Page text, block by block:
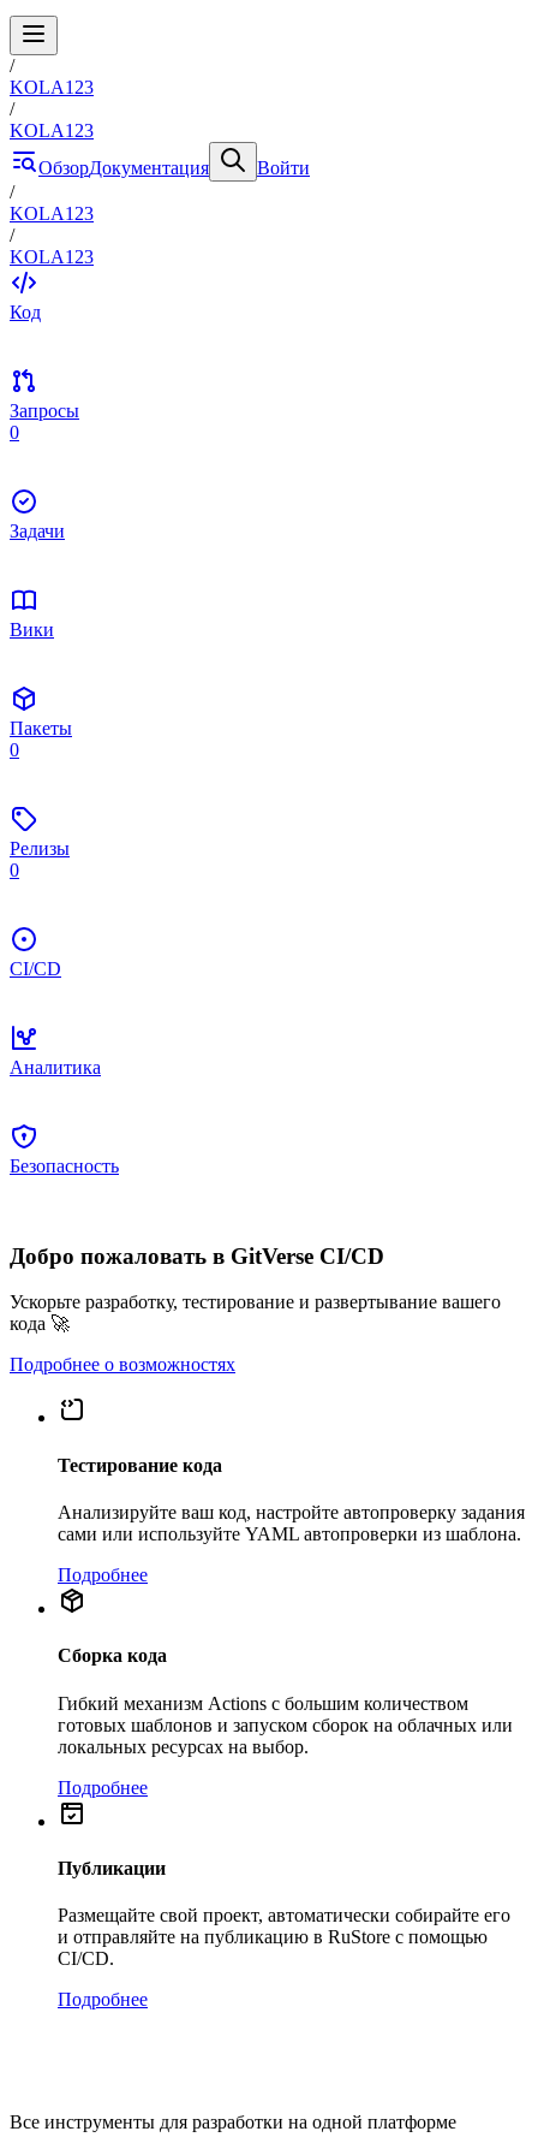
/
KOLA123
/
KOLA123
ОбзорДокументация
Войти
/
KOLA123
/
KOLA123
Код
Запросы
0
Задачи
Вики
Пакеты
0
Релизы
0
CI/CD
Аналитика
Безопасность
Добро пожаловать в GitVerse CI/CD
Ускорьте разработку, тестирование и развертывание вашего
кода 🚀
Подробнее о возможностях
Тестирование кода
Анализируйте ваш код, настройте автопроверку задания
сами или используйте YAML автопроверки из шаблона.
Подробнее
Сборка кода
Гибкий механизм Actions с большим количеством
готовых шаблонов и запуском сборок на облачных или
локальных ресурсах на выбор.
Подробнее
Публикации
Размещайте свой проект, автоматически собирайте его
и отправляйте на публикацию в RuStore с помощью
CI/CD.
Подробнее
Все инструменты для разработки на одной платформе